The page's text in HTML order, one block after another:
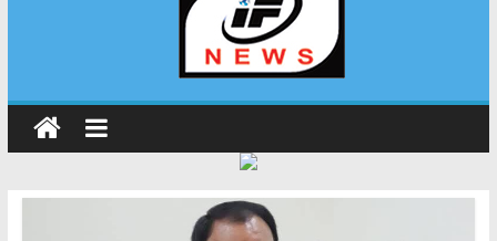
मुख्यमंत्री ने 9 लाख 87 हजार17 पेंशन लाभार्थियों को कुल 146 करोड़ 32 लाख
राष्ट्रीय हथकरघा दिवस पर मुख्यमंत्री धामी ने उत्कृष्ट बुनकरों और हस्तशिल्प
कारीगरों को किया सम्मानित
​धामी कैबिनेट का बड़ा फैसला: पशुपालकों को 60% तक सब्सिडी, गंगा एक्सप्रेसवे का
हरिद्वार तक होगा विस्तार